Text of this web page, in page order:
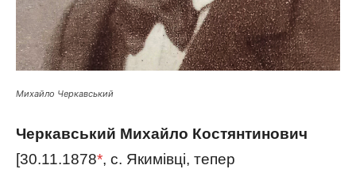
Михайло Черкавський
Черкавський Михайло Костянтинович
[30.11.1878*, с. Якимівці, тепер